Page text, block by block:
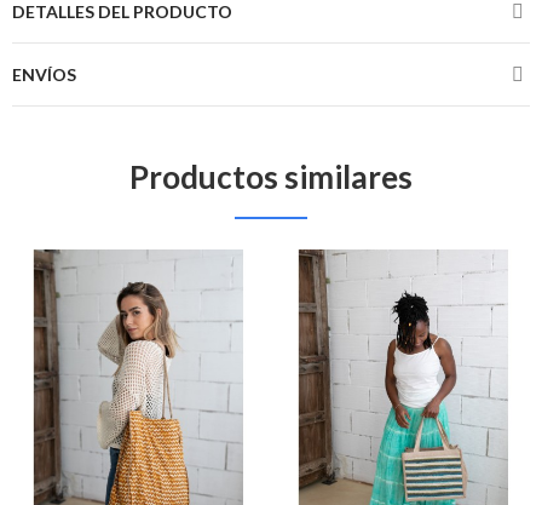
DETALLES DEL PRODUCTO
ENVÍOS
Productos similares